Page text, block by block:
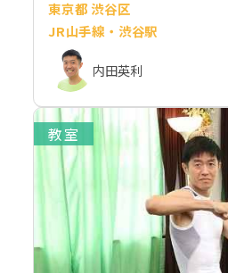
東京都 渋谷区
JR山手線・渋谷駅
内田英利
教室